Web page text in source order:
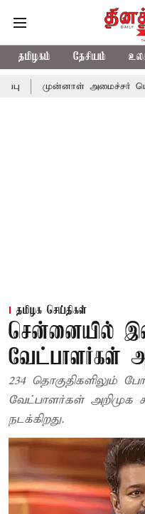
தமிழகம் தேசியம்
அமைச்சர் பொன்முடிக்கு
தமிழக செய்திகள்
சென்னையில்
வேட்பாளர்கள்
234 தொகுதிகளிலும்
வேட்பாளர்கள் அறிமுக
நடக்கிறது.